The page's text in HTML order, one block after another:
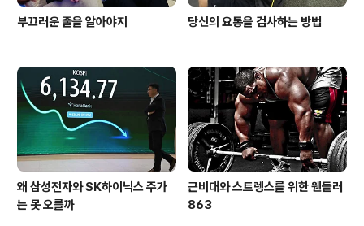
부끄러운 줄을 알아야지 당신의 요통을 검사하는 방법
왜 삼성전자와 SK하이닉스 주가
는 못 오를까
근비대와 스트렝스를 위한 웬들러
863